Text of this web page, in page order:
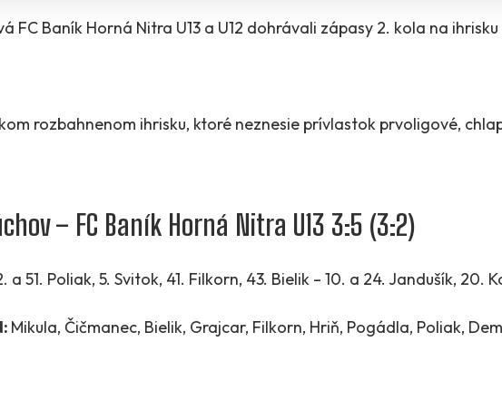
FC Baník Horná Nitra U13 a U12 dohrávali zápasy 2. kola na ihrisku
rozbahnenom ihrisku, ktoré neznesie prívlastok prvoligové,
– FC Baník Horná Nitra U13 3:5 (3:2)
a 51. Poliak, 5. Svitok, 41. Filkorn, 43. Bielik – 10. a 24. Jandušík, 20.
Mikula, Čičmanec, Bielik, Grajcar, Filkorn, Hriň, Pogádla, Poliak,